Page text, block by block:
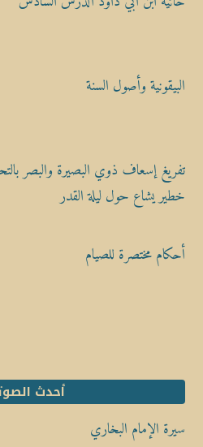
البيقونية وأصول السنة
تفريغ إسعاف ذوي البصيرة والبصر
خطير يشاع حول ليلة القدر
أحكام مختصرة للصيام
أحدث
سيرة الإمام البخاري